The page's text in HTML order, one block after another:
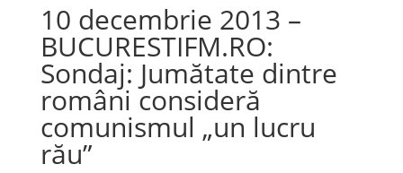
10 decembrie 2013 –
BUCURESTIFM.RO:
Sondaj: Jumătate dintre
români consideră
comunismul „un lucru
rău”